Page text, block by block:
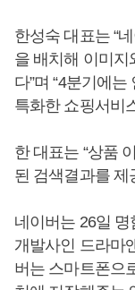
한성숙 대표는 “
을 배치해 이미지
다”며 “4분기에
특화한 쇼핑서비
한 대표는 “상품
된 검색결과를 제
네이버는 26일 명
개발사인 드라마
버는 스마트폰으